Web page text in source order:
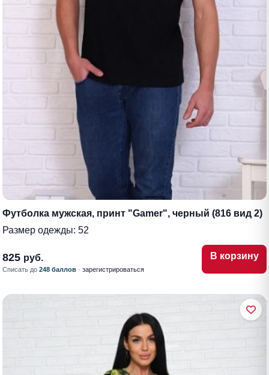
Футболка мужская, принт "Gamer", черный (816 вид 2)
Размер одежды: 52
825 руб.
Списать до 248 баллов · зарегистрироваться
В корзину